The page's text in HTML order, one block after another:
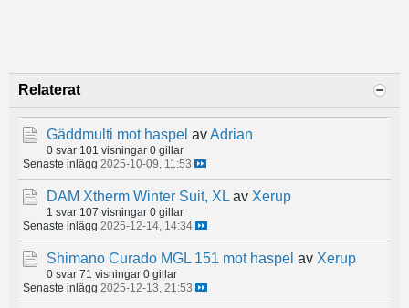
Relaterat
Gäddmulti mot haspel avAdrian
0 svar 101 visningar 0 gillar
Senaste inlägg 2025-10-09, 11:53
DAM Xtherm Winter Suit, XL av Xerup
1 svar 107 visningar 0 gillar
Senaste inlägg 2025-12-14, 14:34
Shimano Curado MGL 151 mot haspel av Xerup
0 svar 71 visningar 0 gillar
Senaste inlägg 2025-12-13, 21:53